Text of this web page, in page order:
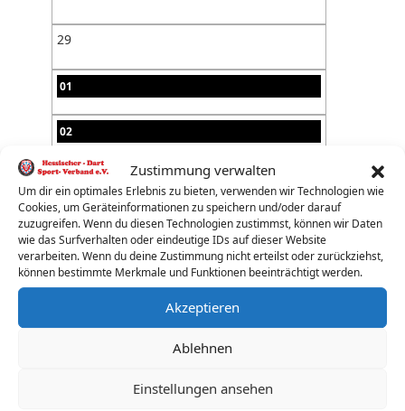
Zustimmung verwalten
Um dir ein optimales Erlebnis zu bieten, verwenden wir Technologien wie
Cookies, um Geräteinformationen zu speichern und/oder darauf
zuzugreifen. Wenn du diesen Technologien zustimmst, können wir Daten
wie das Surfverhalten oder eindeutige IDs auf dieser Website
verarbeiten. Wenn du deine Zustimmung nicht erteilst oder zurückziehst,
können bestimmte Merkmale und Funktionen beeinträchtigt werden.
Akzeptieren
Ablehnen
Einstellungen ansehen
29
01
02
03
04
05